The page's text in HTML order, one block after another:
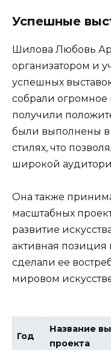
Успешные
Шилова Любовь
организатором и
успешных
собрали огромное
получили
были выполнены в
стилях, что
широкой
Она также
масштабных
развитие
активная позиция
сделали ее
мировом
Год
Название
проекта